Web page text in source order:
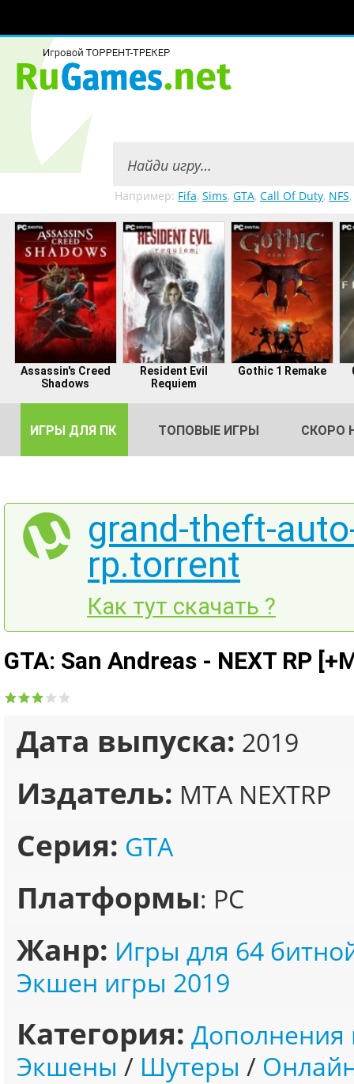
Например: Fifa, Sims, GTA, Call Of Duty, NFS,
Assassin's Creed
Shadows
Resident Evil
Requiem
Gothic 1 Remake
ИГРЫ ДЛЯ ПК ТОПОВЫЕ ИГРЫ СКОРО
grand-theft-
rp.torrent
Как тут скачать ?
GTA: San Andreas - NEXT RP
Дата выпуска: 2019
Издатель: MTA NEXTRP
Серия: GTA
Платформы: PC
Жанр: Игры для 64
Экшен игры 2019
Категория: Дополнения
Экшены / Шутеры /